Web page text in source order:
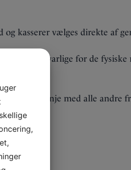
kasserer vælges direkte af
to ansvarlige for de fysiske
er på linje med alle andre